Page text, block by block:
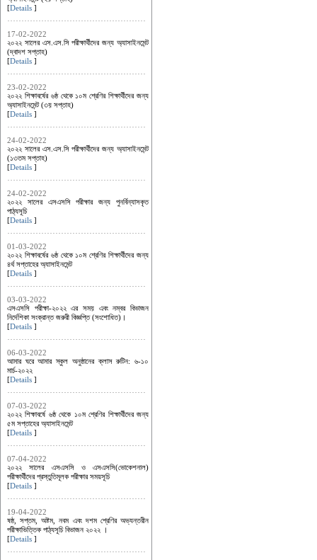
[Details ]
17-02-2022
২০২২ সালের এস.এস.সি পরীক্ষার্থীদের জন্য অ্যাসাইনমেন্ট
(দ্বাদশ সপ্তাহ)
[Details ]
23-02-2022
২০২২ শিক্ষাবর্ষের ৬ষ্ঠ থেকে ১০ম শ্রেণির শিক্ষার্থীদের জন্য
অ্যাসাইনমেন্ট (৩য় সপ্তাহ)
[Details ]
24-02-2022
২০২২ সালের এস.এস.সি পরীক্ষার্থীদের জন্য অ্যাসাইনমেন্ট
(১৩তম সপ্তাহ)
[Details ]
24-02-2022
২০২২ সালের এসএসসি পরীক্ষার জন্য পুনর্বিন্যাসকৃত
পাঠ্যসূচি
[Details ]
01-03-2022
২০২২ শিক্ষাবর্ষের ৬ষ্ঠ থেকে ১০ম শ্রেণির শিক্ষার্থীদের জন্য
৪র্থ সপ্তাহের অ্যাসাইনমেন্ট
[Details ]
03-03-2022
এসএসসি পরীক্ষা-২০২২ এর সময় এবং নম্বর বিভাজন
নির্দেশিকা সংক্রান্ত জরুরী বিজ্ঞপ্তি (সংশোধিত)।
[Details ]
06-03-2022
আমার ঘরে আমার স্কুল অনুষ্ঠানের ক্লাস রুটিন: ৬-১০
মার্চ-২০২২
[Details ]
07-03-2022
২০২২ শিক্ষাবর্ষে ৬ষ্ঠ থেকে ১০ম শ্রেণির শিক্ষার্থীদের জন্য
৫ম সপ্তাহের অ্যাসাইনমেন্ট
[Details ]
07-04-2022
২০২২ সালের এসএসসি ও এসএসসি(ভোকেশনাল)
পরীক্ষার্থীদের প্রস্তুতিমূলক পরীক্ষার সময়সূচি
[Details ]
19-04-2022
ষষ্ঠ, সপ্তম, অষ্টম, নবম এবং দশম শ্রেণির অভ্যন্তরীন
পরীক্ষাভিত্তিক পাঠ্যসূচি বিভাজন ২০২২ ।
[Details ]